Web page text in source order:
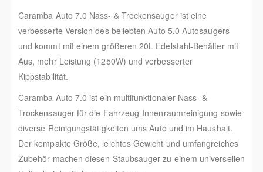
Caramba Auto 7.0 Nass- & Trockensauger ist eine
verbesserte Version des beliebten Auto 5.0 Autosaugers
und kommt mit einem größeren 20L Edelstahl-Behälter mit
Aus, mehr Leistung (1250W) und verbesserter
Kippstabilität.
Caramba Auto 7.0 ist ein multifunktionaler Nass- &
Trockensauger für die Fahrzeug-Innenraumreinigung sowie
diverse Reinigungstätigkeiten ums Auto und im Haushalt.
Der kompakte Größe, leichtes Gewicht und umfangreiches
Zubehör machen diesen Staubsauger zu einem universellen